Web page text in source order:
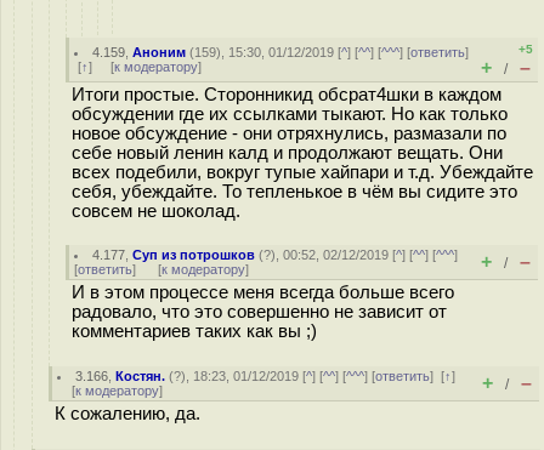
4.159 ,Аноним (159), 15:30, 01/12/2019 [^] [^^] [^^^] [ответить]
[↑] [к модератору]
+5
+ / –
Итоги простые. Сторонникид обсрат4шки в каждом
обсуждении где их ссылками тыкают. Но как только
новое обсуждение - они отряхнулись, размазали по
себе новый ленин калд и продолжают вещать. Они
всех подебили, вокруг тупые хайпари и т.д. Убеждайте
себя, убеждайте. То тепленькое в чём вы сидите это
совсем не шоколад.
4.177 ,Суп из потрошков (?), 00:52, 02/12/2019 [^] [^^] [^^^]
[ответить] [к модератору] + / –
И в этом процессе меня всегда больше всего
радовало, что это совершенно не зависит от
комментариев таких как вы ;)
3.166 ,Костян. (?), 18:23, 01/12/2019 [^] [^^] [^^^] [ответить][↑]
[к модератору] + / –
К сожалению, да.